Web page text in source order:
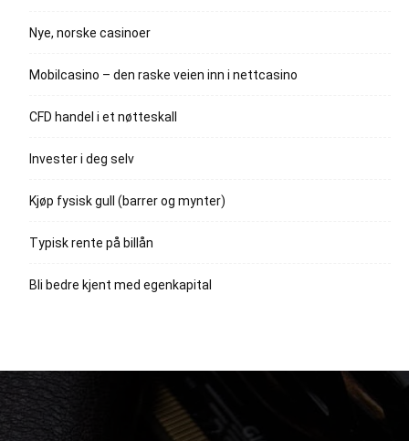
Nye, norske casinoer
Mobilcasino – den raske veien inn i nettcasino
CFD handel i et nøtteskall
Invester i deg selv
Kjøp fysisk gull (barrer og mynter)
Typisk rente på billån
Bli bedre kjent med egenkapital